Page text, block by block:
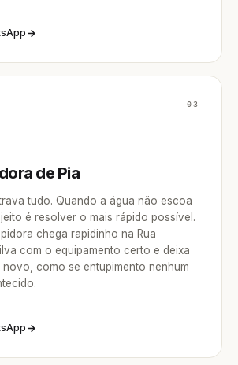
03
de Pia
tudo. Quando a água não escoa
é resolver o mais rápido possível.
chega rapidinho na Rua
com o equipamento certo e deixa
como se entupimento nenhum